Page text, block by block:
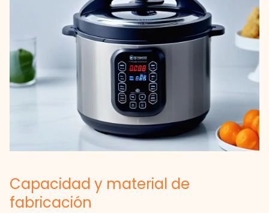
Capacidad y material de
fabricación